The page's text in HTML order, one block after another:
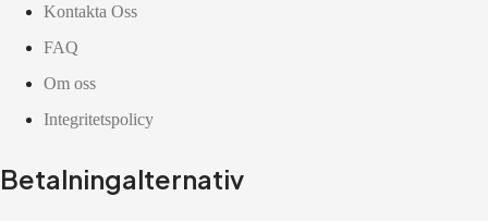
Kontakta Oss
FAQ
Om oss
Integritetspolicy
Betalningalternativ